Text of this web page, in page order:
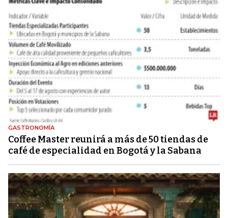
GASTRONOMÍA
Coffee Master reunirá a más de 50 tiendas de
café de especialidad en Bogotá y la Sabana